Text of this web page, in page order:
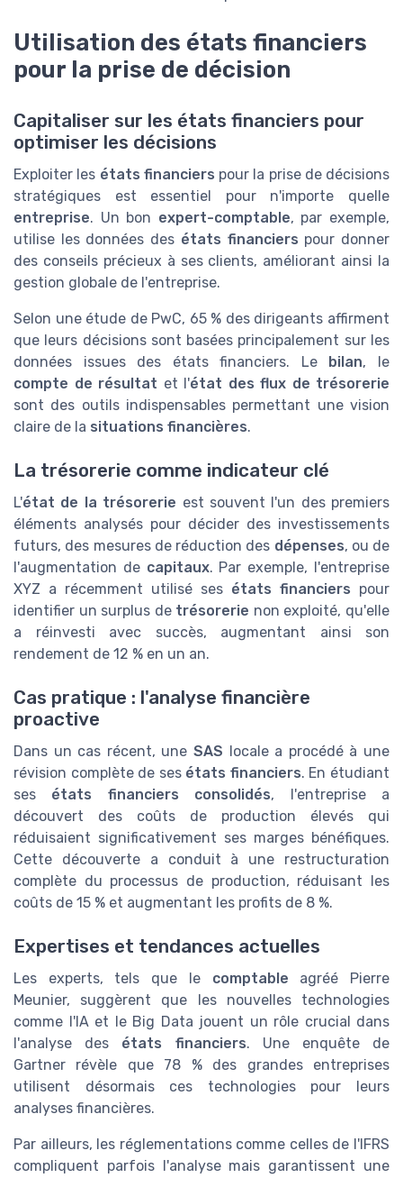
Utilisation des états financiers
pour la prise de décision
Capitaliser sur les états financiers pour
optimiser les décisions
Exploiter les états financiers pour la prise de décisions
stratégiques est essentiel pour n'importe quelle
entreprise. Un bon expert-comptable, par exemple,
utilise les données des états financiers pour donner
des conseils précieux à ses clients, améliorant ainsi la
gestion globale de l'entreprise.
Selon une étude de PwC, 65 % des dirigeants affirment
que leurs décisions sont basées principalement sur les
données issues des états financiers. Le bilan, le
compte de résultat et l'état des flux de trésorerie
sont des outils indispensables permettant une vision
claire de la situations financières.
La trésorerie comme indicateur clé
L'état de la trésorerie est souvent l'un des premiers
éléments analysés pour décider des investissements
futurs, des mesures de réduction des dépenses, ou de
l'augmentation de capitaux. Par exemple, l'entreprise
XYZ a récemment utilisé ses états financiers pour
identifier un surplus de trésorerie non exploité, qu'elle
a réinvesti avec succès, augmentant ainsi son
rendement de 12 % en un an.
Cas pratique : l'analyse financière
proactive
Dans un cas récent, une SAS locale a procédé à une
révision complète de ses états financiers. En étudiant
ses états financiers consolidés, l'entreprise a
découvert des coûts de production élevés qui
réduisaient significativement ses marges bénéfiques.
Cette découverte a conduit à une restructuration
complète du processus de production, réduisant les
coûts de 15 % et augmentant les profits de 8 %.
Expertises et tendances actuelles
Les experts, tels que le comptable agréé Pierre
Meunier, suggèrent que les nouvelles technologies
comme l'IA et le Big Data jouent un rôle crucial dans
l'analyse des états financiers. Une enquête de
Gartner révèle que 78 % des grandes entreprises
utilisent désormais ces technologies pour leurs
analyses financières.
Par ailleurs, les réglementations comme celles de l'IFRS
compliquent parfois l'analyse mais garantissent une